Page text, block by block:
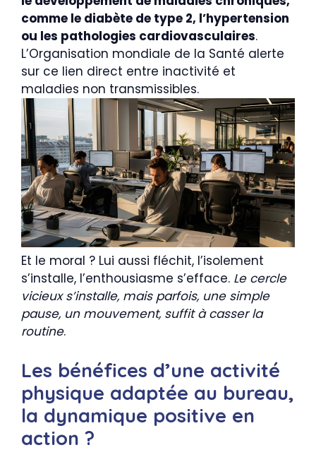
comme le diabète de type 2, l’hypertension
ou les pathologies cardiovasculaires.
L’Organisation mondiale de la Santé alerte
sur ce lien direct entre inactivité et
maladies non transmissibles.
Et le moral ? Lui aussi fléchit, l’isolement
s’installe, l’enthousiasme s’efface. Le cercle
vicieux s’installe, mais parfois, une simple
pause, un mouvement, suffit à casser la
routine.
Les bénéfices d’une activité
physique adaptée au bureau,
la dynamique positive en
action ?